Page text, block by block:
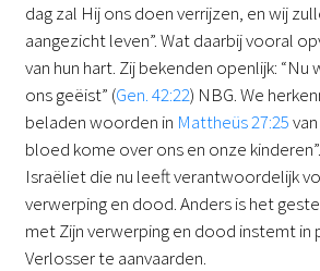
dag zal Hij ons doen verrijzen, en wij
aangezicht leven”. Wat daarbij vooral
van hun hart. Zij bekenden openlijk:
ons geëist” (Gen. 42:22) NBG. We
beladen woorden in Mattheüs 27:25
bloed kome over ons en onze
Israëliet die nu leeft verantwoordelijk
verwerping en dood. Anders is het
met Zijn verwerping en dood instemt in
Verlosser te aanvaarden.